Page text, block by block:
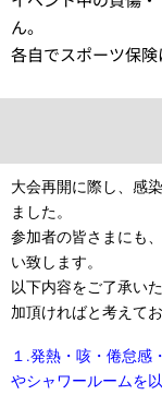
ん。
各自でスポーツ保険
大会再開に際し、 感
ました。
参加者の皆さまにも
い致します。
以下内容をご了承い
加頂ければと考えてお
１.発熱・咳・倦怠感
やシャワールームを